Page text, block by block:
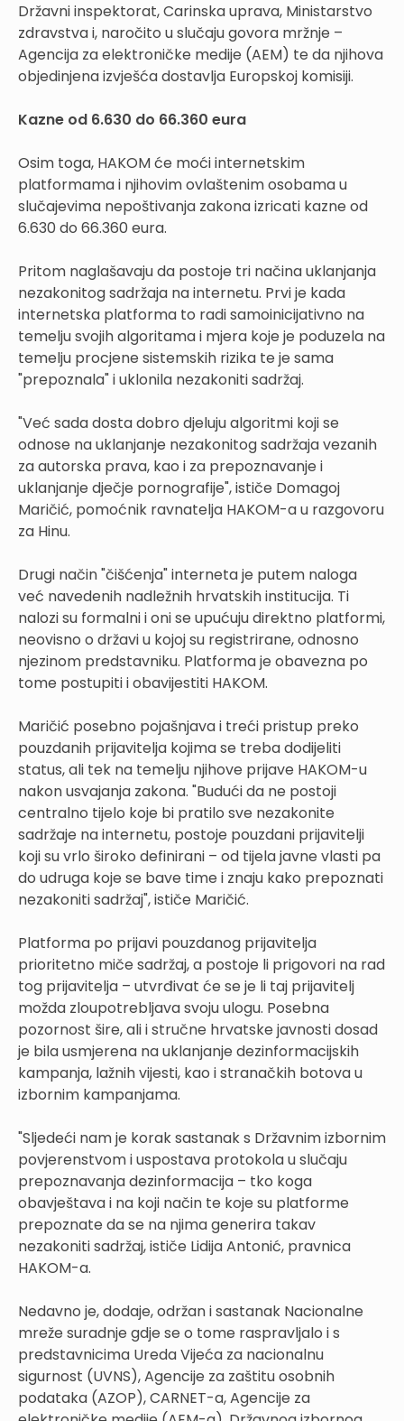
Državni inspektorat, Carinska uprava, Ministarstvo
zdravstva i, naročito u slučaju govora mržnje –
Agencija za elektroničke medije (AEM) te da njihova
objedinjena izvješća dostavlja Europskoj komisiji.
Kazne od 6.630 do 66.360 eura
Osim toga, HAKOM će moći internetskim
platformama i njihovim ovlaštenim osobama u
slučajevima nepoštivanja zakona izricati kazne od
6.630 do 66.360 eura.
Pritom naglašavaju da postoje tri načina uklanjanja
nezakonitog sadržaja na internetu. Prvi je kada
internetska platforma to radi samoinicijativno na
temelju svojih algoritama i mjera koje je poduzela na
temelju procjene sistemskih rizika te je sama
"prepoznala" i uklonila nezakoniti sadržaj.
"Već sada dosta dobro djeluju algoritmi koji se
odnose na uklanjanje nezakonitog sadržaja vezanih
za autorska prava, kao i za prepoznavanje i
uklanjanje dječje pornografije", ističe Domagoj
Maričić, pomoćnik ravnatelja HAKOM-a u razgovoru
za Hinu.
Drugi način "čišćenja" interneta je putem naloga
već navedenih nadležnih hrvatskih institucija. Ti
nalozi su formalni i oni se upućuju direktno platformi,
neovisno o državi u kojoj su registrirane, odnosno
njezinom predstavniku. Platforma je obavezna po
tome postupiti i obavijestiti HAKOM.
Maričić posebno pojašnjava i treći pristup preko
pouzdanih prijavitelja kojima se treba dodijeliti
status, ali tek na temelju njihove prijave HAKOM-u
nakon usvajanja zakona. "Budući da ne postoji
centralno tijelo koje bi pratilo sve nezakonite
sadržaje na internetu, postoje pouzdani prijavitelji
koji su vrlo široko definirani – od tijela javne vlasti pa
do udruga koje se bave time i znaju kako prepoznati
nezakoniti sadržaj", ističe Maričić.
Platforma po prijavi pouzdanog prijavitelja
prioritetno miče sadržaj, a postoje li prigovori na rad
tog prijavitelja – utvrđivat će se je li taj prijavitelj
možda zloupotrebljava svoju ulogu. Posebna
pozornost šire, ali i stručne hrvatske javnosti dosad
je bila usmjerena na uklanjanje dezinformacijskih
kampanja, lažnih vijesti, kao i stranačkih botova u
izbornim kampanjama.
"Sljedeći nam je korak sastanak s Državnim izbornim
povjerenstvom i uspostava protokola u slučaju
prepoznavanja dezinformacija – tko koga
obavještava i na koji način te koje su platforme
prepoznate da se na njima generira takav
nezakoniti sadržaj, ističe Lidija Antonić, pravnica
HAKOM-a.
Nedavno je, dodaje, održan i sastanak Nacionalne
mreže suradnje gdje se o tome raspravljalo i s
predstavnicima Ureda Vijeća za nacionalnu
sigurnost (UVNS), Agencije za zaštitu osobnih
podataka (AZOP), CARNET-a, Agencije za